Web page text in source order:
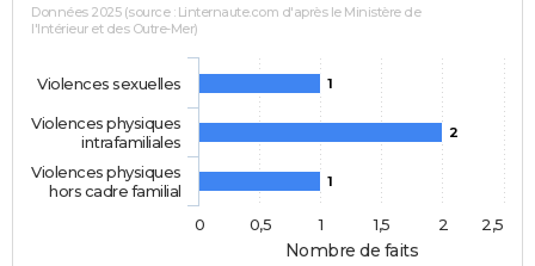
Nombre de faits
Données 2025 (source : Linternaute.com d'après le Ministère de
l'Intérieur et des Outre-Mer)
1
2
1
Violences sexuelles
Violences physiques
intrafamiliales
Violences physiques
hors cadre familial
0
0,5 1 1,5 2 2,5